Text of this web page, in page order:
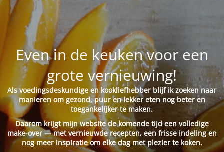
Even in de keuken voor een
grote vernieuwing!
Als voedingsdeskundige en kookliefhebber blijf ik zoeken naar
manieren om gezond, puur en lekker eten nog beter en
toegankelijker te maken.
Daarom krijgt mijn website de komende tijd een volledige
make-over — met vernieuwde recepten, een frisse indeling en
nog meer inspiratie om elke dag met plezier te koken.